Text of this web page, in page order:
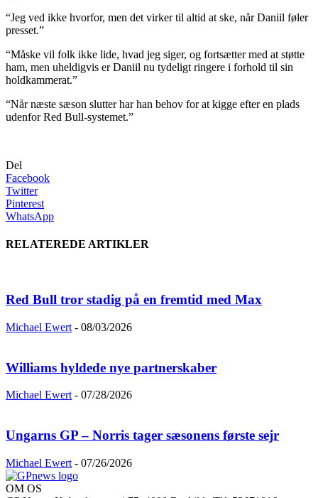
“Jeg ved ikke hvorfor, men det virker til altid at ske, når Daniil føler
presset.”
“Måske vil folk ikke lide, hvad jeg siger, og fortsætter med at støtte
ham, men uheldigvis er Daniil nu tydeligt ringere i forhold til sin
holdkammerat.”
“Når næste sæson slutter har han behov for at kigge efter en plads
udenfor Red Bull-systemet.”
Del
Facebook
Twitter
Pinterest
WhatsApp
RELATEREDE ARTIKLER
Red Bull tror stadig på en fremtid med Max
Michael Ewert - 08/03/2026
Williams hyldede nye partnerskaber
Michael Ewert - 07/28/2026
Ungarns GP – Norris tager sæsonens første sejr
Michael Ewert - 07/26/2026
OM OS